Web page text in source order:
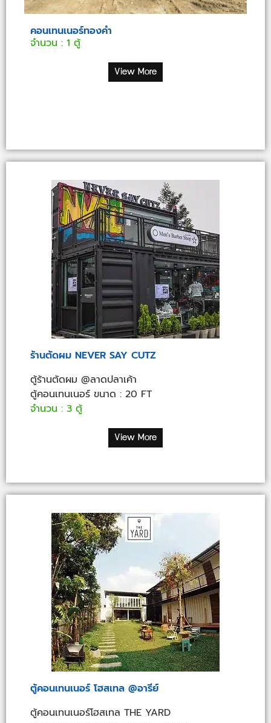
คอนเทนเนอร์ทองคำ
จำนวน : 1 ตู้
View More
ร้านตัดผม NEVER SAY CUTZ
ตู้ร้านตัดผม @ลาดปลาเค้า
ตู้คอนเทนเนอร์ ขนาด : 20 FT
จำนวน : 3 ตู้
View More
ตู้คอนเทนเนอร์ โฮสเทล @อารีย์
ตู้คอนเทนเนอร์โฮสเทล THE YARD